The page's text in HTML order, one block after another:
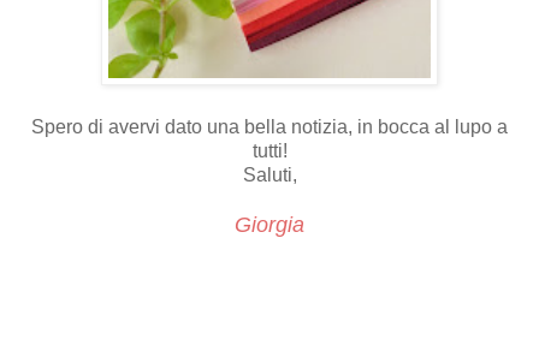
Spero di avervi dato una bella notizia, in bocca al lupo a
tutti!
Saluti,
Giorgia